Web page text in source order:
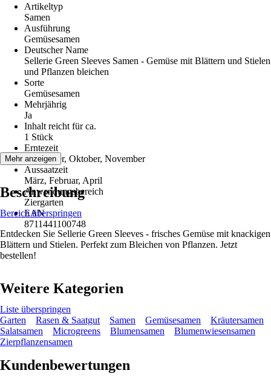
Artikeltyp
Samen
Ausführung
Gemüsesamen
Deutscher Name
Sellerie Green Sleeves Samen - Gemüse mit Blättern und Stielen
und Pflanzen bleichen
Sorte
Gemüsesamen
Mehrjährig
Ja
Inhalt reicht für ca.
1 Stück
Erntezeit
September, Oktober, November
Aussaatzeit
März, Februar, April
Anwendungsbereich
Ziergarten
EAN
8711441100748
Mehr anzeigen
Beschreibung
Bereich überspringen
Entdecken Sie Sellerie Green Sleeves - frisches Gemüse mit knackigen
Blättern und Stielen. Perfekt zum Bleichen von Pflanzen. Jetzt
bestellen!
Weitere Kategorien
Liste überspringen
Garten
Rasen & Saatgut Samen Gemüsesamen
Kräutersamen
Salatsamen
Microgreens Blumensamen
Blumenwiesensamen
Zierpflanzensamen
Kundenbewertungen